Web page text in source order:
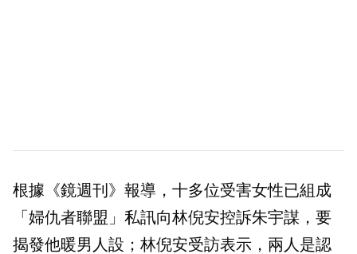
根據《鏡週刊》報導，十多位受害女性已組成
「婦仇者聯盟」私訊向林倪安控訴朱宇謀，要
揭發他暖男人設；林倪安受訪表示，兩人是認